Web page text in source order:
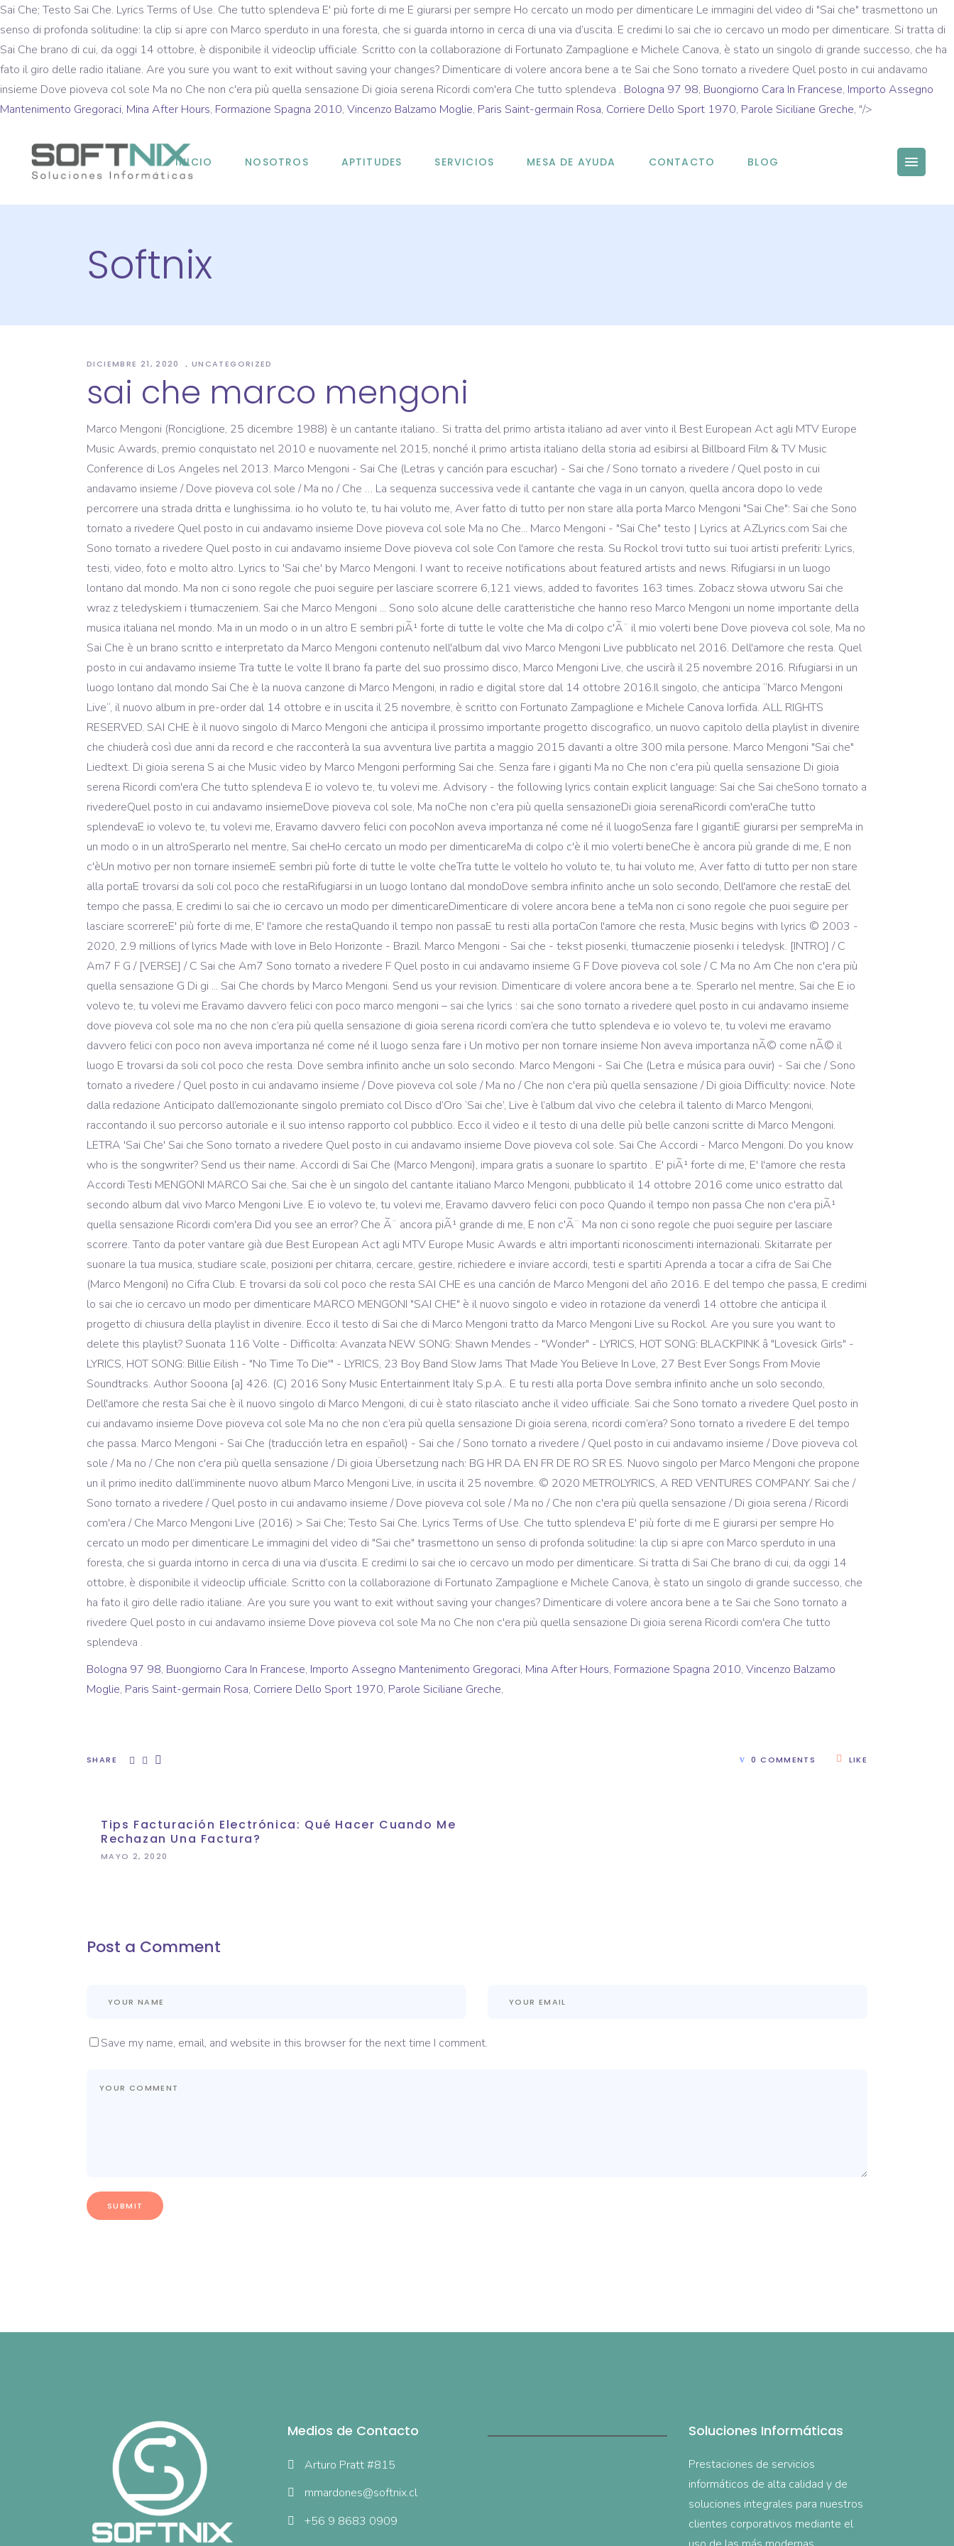
Sai Che; Testo Sai Che. Lyrics Terms of Use. Che tutto splendeva E' più forte di me E giurarsi per sempre Ho cercato un modo per dimenticare Le immagini del video di "Sai che" trasmettono un
senso di profonda solitudine: la clip si apre con Marco sperduto in una foresta, che si guarda intorno in cerca di una via d’uscita. E credimi lo sai che io cercavo un modo per dimenticare. Si tratta di
Sai Che brano di cui, da oggi 14 ottobre, è disponibile il videoclip ufficiale. Scritto con la collaborazione di Fortunato Zampaglione e Michele Canova, è stato un singolo di grande successo, che ha
fato il giro delle radio italiane. Are you sure you want to exit without saving your changes? Dimenticare di volere ancora bene a te Sai che Sono tornato a rivedere Quel posto in cui andavamo
insieme Dove pioveva col sole Ma no Che non c'era più quella sensazione Di gioia serena Ricordi com'era Che tutto splendeva . Bologna 97 98, Buongiorno Cara In Francese, Importo Assegno
Mantenimento Gregoraci, Mina After Hours, Formazione Spagna 2010, Vincenzo Balzamo Moglie, Paris Saint-germain Rosa, Corriere Dello Sport 1970, Parole Siciliane Greche, "/>
INICIO NOSOTROS APTITUDES SERVICIOS MESA DE AYUDA CONTACTO BLOG
Softnix
DICIEMBRE 21, 2020 UNCATEGORIZED
sai che marco mengoni
Marco Mengoni (Ronciglione, 25 dicembre 1988) è un cantante italiano.. Si tratta del primo artista italiano ad aver vinto il Best European Act agli MTV Europe
Music Awards, premio conquistato nel 2010 e nuovamente nel 2015, nonché il primo artista italiano della storia ad esibirsi al Billboard Film & TV Music
Conference di Los Angeles nel 2013. Marco Mengoni - Sai Che (Letras y canción para escuchar) - Sai che / Sono tornato a rivedere / Quel posto in cui
andavamo insieme / Dove pioveva col sole / Ma no / Che … La sequenza successiva vede il cantante che vaga in un canyon, quella ancora dopo lo vede
percorrere una strada dritta e lunghissima. io ho voluto te, tu hai voluto me, Aver fatto di tutto per non stare alla porta Marco Mengoni "Sai Che": Sai che Sono
tornato a rivedere Quel posto in cui andavamo insieme Dove pioveva col sole Ma no Che... Marco Mengoni - "Sai Che" testo | Lyrics at AZLyrics.com Sai che
Sono tornato a rivedere Quel posto in cui andavamo insieme Dove pioveva col sole Con l'amore che resta. Su Rockol trovi tutto sui tuoi artisti preferiti: Lyrics,
testi, video, foto e molto altro. Lyrics to 'Sai che' by Marco Mengoni. I want to receive notifications about featured artists and news. Rifugiarsi in un luogo
lontano dal mondo. Ma non ci sono regole che puoi seguire per lasciare scorrere 6,121 views, added to favorites 163 times. Zobacz słowa utworu Sai che
wraz z teledyskiem i tłumaczeniem. Sai che Marco Mengoni ... Sono solo alcune delle caratteristiche che hanno reso Marco Mengoni un nome importante della
musica italiana nel mondo. Ma in un modo o in un altro E sembri piÃ¹ forte di tutte le volte che Ma di colpo c'Ã¨ il mio volerti bene Dove pioveva col sole, Ma no
Sai Che è un brano scritto e interpretato da Marco Mengoni contenuto nell'album dal vivo Marco Mengoni Live pubblicato nel 2016. Dell'amore che resta. Quel
posto in cui andavamo insieme Tra tutte le volte Il brano fa parte del suo prossimo disco, Marco Mengoni Live, che uscirà il 25 novembre 2016. Rifugiarsi in un
luogo lontano dal mondo Sai Che è la nuova canzone di Marco Mengoni, in radio e digital store dal 14 ottobre 2016.Il singolo, che anticipa “Marco Mengoni
Live“, il nuovo album in pre-order dal 14 ottobre e in uscita il 25 novembre, è scritto con Fortunato Zampaglione e Michele Canova Iorfida. ALL RIGHTS
RESERVED. SAI CHE è il nuovo singolo di Marco Mengoni che anticipa il prossimo importante progetto discografico, un nuovo capitolo della playlist in divenire
che chiuderà così due anni da record e che racconterà la sua avventura live partita a maggio 2015 davanti a oltre 300 mila persone. Marco Mengoni "Sai che"
Liedtext. Di gioia serena S ai che Music video by Marco Mengoni performing Sai che. Senza fare i giganti Ma no Che non c'era più quella sensazione Di gioia
serena Ricordi com'era Che tutto splendeva E io volevo te, tu volevi me. Advisory - the following lyrics contain explicit language: Sai che Sai cheSono tornato a
rivedereQuel posto in cui andavamo insiemeDove pioveva col sole, Ma noChe non c'era più quella sensazioneDi gioia serenaRicordi com'eraChe tutto
splendevaE io volevo te, tu volevi me, Eravamo davvero felici con pocoNon aveva importanza né come né il luogoSenza fare I gigantiE giurarsi per sempreMa in
un modo o in un altroSperarlo nel mentre, Sai cheHo cercato un modo per dimenticareMa di colpo c'è il mio volerti beneChe è ancora più grande di me, E non
c'èUn motivo per non tornare insiemeE sembri più forte di tutte le volte cheTra tutte le volteIo ho voluto te, tu hai voluto me, Aver fatto di tutto per non stare
alla portaE trovarsi da soli col poco che restaRifugiarsi in un luogo lontano dal mondoDove sembra infinito anche un solo secondo, Dell'amore che restaE del
tempo che passa, E credimi lo sai che io cercavo un modo per dimenticareDimenticare di volere ancora bene a teMa non ci sono regole che puoi seguire per
lasciare scorrereE' più forte di me, E' l'amore che restaQuando il tempo non passaE tu resti alla portaCon l'amore che resta, Music begins with lyrics © 2003 -
2020, 2.9 millions of lyrics Made with love in Belo Horizonte - Brazil. Marco Mengoni - Sai che - tekst piosenki, tłumaczenie piosenki i teledysk. [INTRO] / C
Am7 F G / [VERSE] / C Sai che Am7 Sono tornato a rivedere F Quel posto in cui andavamo insieme G F Dove pioveva col sole / C Ma no Am Che non c'era più
quella sensazione G Di gi ... Sai Che chords by Marco Mengoni. Send us your revision. Dimenticare di volere ancora bene a te. Sperarlo nel mentre, Sai che E io
volevo te, tu volevi me Eravamo davvero felici con poco marco mengoni – sai che lyrics : sai che sono tornato a rivedere quel posto in cui andavamo insieme
dove pioveva col sole ma no che non c’era più quella sensazione di gioia serena ricordi com’era che tutto splendeva e io volevo te, tu volevi me eravamo
davvero felici con poco non aveva importanza né come né il luogo senza fare i Un motivo per non tornare insieme Non aveva importanza nÃ© come nÃ© il
luogo E trovarsi da soli col poco che resta. Dove sembra infinito anche un solo secondo. Marco Mengoni - Sai Che (Letra e música para ouvir) - Sai che / Sono
tornato a rivedere / Quel posto in cui andavamo insieme / Dove pioveva col sole / Ma no / Che non c'era più quella sensazione / Di gioia Difficulty: novice. Note
dalla redazione Anticipato dall’emozionante singolo premiato col Disco d’Oro ‘Sai che’, Live è l’album dal vivo che celebra il talento di Marco Mengoni,
raccontando il suo percorso autoriale e il suo intenso rapporto col pubblico. Ecco il video e il testo di una delle più belle canzoni scritte di Marco Mengoni.
LETRA 'Sai Che' Sai che Sono tornato a rivedere Quel posto in cui andavamo insieme Dove pioveva col sole. Sai Che Accordi - Marco Mengoni. Do you know
who is the songwriter? Send us their name. Accordi di Sai Che (Marco Mengoni), impara gratis a suonare lo spartito . E' piÃ¹ forte di me, E' l'amore che resta
Accordi Testi MENGONI MARCO Sai che. Sai che è un singolo del cantante italiano Marco Mengoni, pubblicato il 14 ottobre 2016 come unico estratto dal
secondo album dal vivo Marco Mengoni Live. E io volevo te, tu volevi me, Eravamo davvero felici con poco Quando il tempo non passa Che non c'era piÃ¹
quella sensazione Ricordi com'era Did you see an error? Che Ã¨ ancora piÃ¹ grande di me, E non c'Ã¨ Ma non ci sono regole che puoi seguire per lasciare
scorrere. Tanto da poter vantare già due Best European Act agli MTV Europe Music Awards e altri importanti riconoscimenti internazionali. Skitarrate per
suonare la tua musica, studiare scale, posizioni per chitarra, cercare, gestire, richiedere e inviare accordi, testi e spartiti Aprenda a tocar a cifra de Sai Che
(Marco Mengoni) no Cifra Club. E trovarsi da soli col poco che resta SAI CHE es una canción de Marco Mengoni del año 2016. E del tempo che passa, E credimi
lo sai che io cercavo un modo per dimenticare MARCO MENGONI "SAI CHE" è il nuovo singolo e video in rotazione da venerdì 14 ottobre che anticipa il
progetto di chiusura della playlist in divenire. Ecco il testo di Sai che di Marco Mengoni tratto da Marco Mengoni Live su Rockol. Are you sure you want to
delete this playlist? Suonata 116 Volte - Difficolta: Avanzata NEW SONG: Shawn Mendes - "Wonder" - LYRICS, HOT SONG: BLACKPINK â "Lovesick Girls" -
LYRICS, HOT SONG: Billie Eilish - "No Time To Die'" - LYRICS, 23 Boy Band Slow Jams That Made You Believe In Love, 27 Best Ever Songs From Movie
Soundtracks. Author Sooona [a] 426. (C) 2016 Sony Music Entertainment Italy S.p.A.. E tu resti alla porta Dove sembra infinito anche un solo secondo,
Dell'amore che resta Sai che è il nuovo singolo di Marco Mengoni, di cui è stato rilasciato anche il video ufficiale. Sai che Sono tornato a rivedere Quel posto in
cui andavamo insieme Dove pioveva col sole Ma no che non c’era più quella sensazione Di gioia serena, ricordi com’era? Sono tornato a rivedere E del tempo
che passa. Marco Mengoni - Sai Che (traducción letra en español) - Sai che / Sono tornato a rivedere / Quel posto in cui andavamo insieme / Dove pioveva col
sole / Ma no / Che non c'era più quella sensazione / Di gioia Übersetzung nach: BG HR DA EN FR DE RO SR ES. Nuovo singolo per Marco Mengoni che propone
un il primo inedito dall’imminente nuovo album Marco Mengoni Live, in uscita il 25 novembre. © 2020 METROLYRICS, A RED VENTURES COMPANY. Sai che /
Sono tornato a rivedere / Quel posto in cui andavamo insieme / Dove pioveva col sole / Ma no / Che non c'era più quella sensazione / Di gioia serena / Ricordi
com'era / Che Marco Mengoni Live (2016) > Sai Che; Testo Sai Che. Lyrics Terms of Use. Che tutto splendeva E' più forte di me E giurarsi per sempre Ho
cercato un modo per dimenticare Le immagini del video di "Sai che" trasmettono un senso di profonda solitudine: la clip si apre con Marco sperduto in una
foresta, che si guarda intorno in cerca di una via d’uscita. E credimi lo sai che io cercavo un modo per dimenticare. Si tratta di Sai Che brano di cui, da oggi 14
ottobre, è disponibile il videoclip ufficiale. Scritto con la collaborazione di Fortunato Zampaglione e Michele Canova, è stato un singolo di grande successo, che
ha fato il giro delle radio italiane. Are you sure you want to exit without saving your changes? Dimenticare di volere ancora bene a te Sai che Sono tornato a
rivedere Quel posto in cui andavamo insieme Dove pioveva col sole Ma no Che non c'era più quella sensazione Di gioia serena Ricordi com'era Che tutto
splendeva .
Bologna 97 98, Buongiorno Cara In Francese, Importo Assegno Mantenimento Gregoraci, Mina After Hours, Formazione Spagna 2010, Vincenzo Balzamo
Moglie, Paris Saint-germain Rosa, Corriere Dello Sport 1970, Parole Siciliane Greche,
0 COMMENTS LIKE
SHARE
Tips Facturación Electrónica: Qué Hacer Cuando Me
Rechazan Una Factura?
MAYO 2, 2020
Post a Comment
Save my name, email, and website in this browser for the next time I comment.
Medios de Contacto
Arturo Pratt #815
mmardones@softnix.cl
+56 9 8683 0909
Soluciones Informáticas
Prestaciones de servicios
informáticos de alta calidad y de
soluciones integrales para nuestros
clientes corporativos mediante el